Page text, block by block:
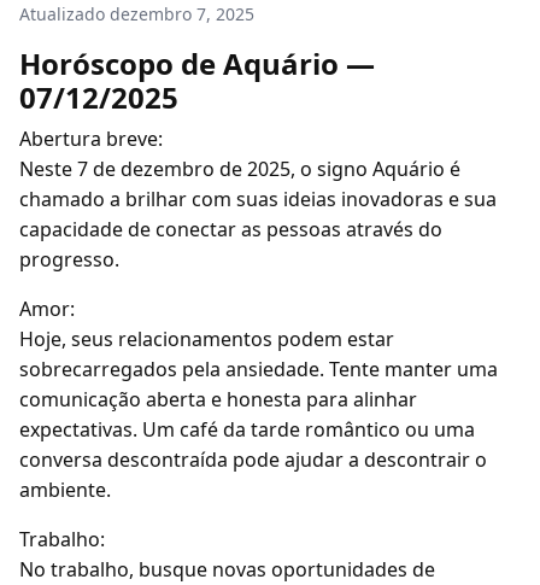
Atualizado dezembro 7, 2025
Horóscopo de Aquário —
07/12/2025
Abertura breve:
Neste 7 de dezembro de 2025, o signo Aquário é
chamado a brilhar com suas ideias inovadoras e sua
capacidade de conectar as pessoas através do
progresso.
Amor:
Hoje, seus relacionamentos podem estar
sobrecarregados pela ansiedade. Tente manter uma
comunicação aberta e honesta para alinhar
expectativas. Um café da tarde romântico ou uma
conversa descontraída pode ajudar a descontrair o
ambiente.
Trabalho:
No trabalho, busque novas oportunidades de